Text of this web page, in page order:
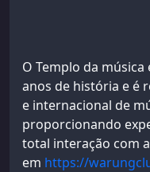
O Templo da
anos de história e é
e internacional de
proporcionando
total interação com
em https://